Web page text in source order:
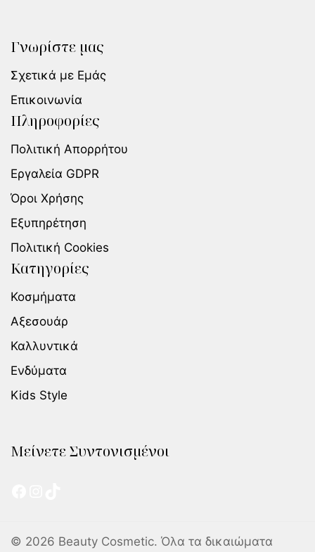
Γνωρίστε μας
Σχετικά με Εμάς
Επικοινωνία
Πληροφορίες
Πολιτική Απορρήτου
Εργαλεία GDPR
Όροι Χρήσης
Εξυπηρέτηση
Πολιτική Cookies
Κατηγορίες
Κοσμήματα
Αξεσουάρ
Καλλυντικά
Ενδύματα
Kids Style
Μείνετε Συντονισμένοι
© 2026 Beauty Cosmetic. Όλα τα δικαιώματα